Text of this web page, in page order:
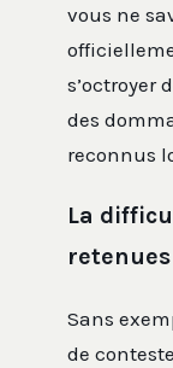
vous ne
s’octroyer
des
reconnus
La
Sans
de